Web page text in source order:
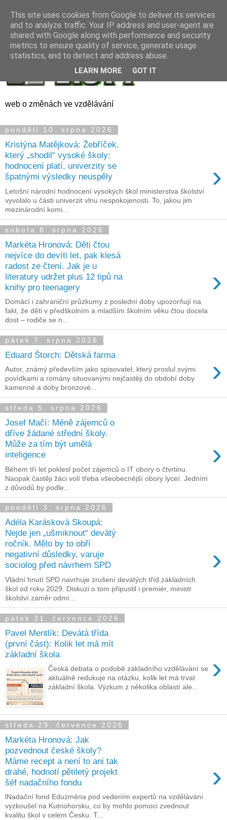
web o změnách ve vzdělávání
pondělí 10. srpna 2026
Kristýna Matějková: Žebříček,
který „shodil“ vysoké školy:
hodnocení platí, univerzity se
špatnými výsledky neuspěly
›
Letošní národní hodnocení vysokých škol ministerstva školství
vyvolalo u části univerzit vlnu nespokojenosti. To, jakou jim
mezinárodní komi...
sobota 8. srpna 2026
Markéta Hronová: Děti čtou
nejvíce do devíti let, pak klesá
radost ze čtení. Jak je u
literatury udržet plus 12 tipů na
knihy pro teenagery
›
Domácí i zahraniční průzkumy z poslední doby upozorňují na
fakt, že děti v předškolním a mladším školním věku čtou docela
dost – rodiče se n...
pátek 7. srpna 2026
Eduard Štorch: Dětská farma ›
Autor, známý především jako spisovatel, který proslul svými
povídkami a romány situovanými nejčastěji do období doby
kamenné a doby bronzové...
středa 5. srpna 2026
Josef Mačí: Méně zájemců o
dříve žádané střední školy.
Může za tím být umělá
inteligence
›
Během tří let poklesl počet zájemců o IT obory o čtvrtinu.
Naopak častěji žáci volí třeba všeobecnější obory lyceí. Jedním
z důvodů by podle...
pondělí 3. srpna 2026
Adéla Karásková Skoupá:
Nejde jen „ušmiknout“ devátý
ročník. Mělo by to obří
negativní důsledky, varuje
sociolog před návrhem SPD
›
Vládní hnutí SPD navrhuje zrušení devátých tříd základních
škol od roku 2029. Diskuzi o tom připustil i premiér, ministr
školství záměr odmí...
pátek 31. července 2026
Pavel Mentlík: Devátá třída
(první část): Kolik let má mít
základní škola
›
Česká debata o podobě základního vzdělávání se
aktuálně redukuje na otázku, kolik let má trvat
základní škola. Výzkum z několika oblastí ale...
středa 29. července 2026
Markéta Hronová: Jak
pozvednout české školy?
Máme recept a není to ani tak
drahé, hodnotí pětiletý projekt
šéf nadačního fondu
›
lNadační fond Eduzměna pod vedením expertů na vzdělávání
vyzkoušel na Kutnohorsku, co by mohlo pomoci zvednout
kvalitu škol v celém Česku. T...
This site uses cookies from Google to deliver its services
and to analyze traffic. Your IP address and user-agent are
shared with Google along with performance and security
metrics to ensure quality of service, generate usage
statistics, and to detect and address abuse.
LEARN MORE GOT IT